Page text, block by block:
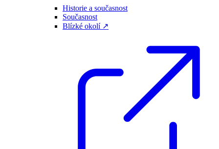
Historie a současnost
Současnost
Blízké okolí ↗